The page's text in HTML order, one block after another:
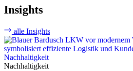
Insights
alle Insights
Nachhaltigkeit
Nachhaltigkeit